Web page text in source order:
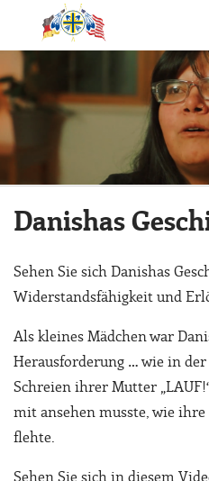
Danishas
Sehen Sie sich Danishas
Widerstandsfähigkeit und
Als kleines Mädchen war
Herausforderung … wie in der
Schreien ihrer Mutter
mit ansehen musste, wie
flehte.
Sehen Sie sich in diesem